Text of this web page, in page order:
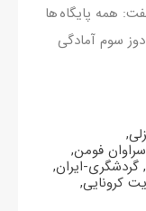
و گفت: همه پایگاه ها
سوم آمادگی
,
فومن,
, گردشگری-ایران,
کرونایی,